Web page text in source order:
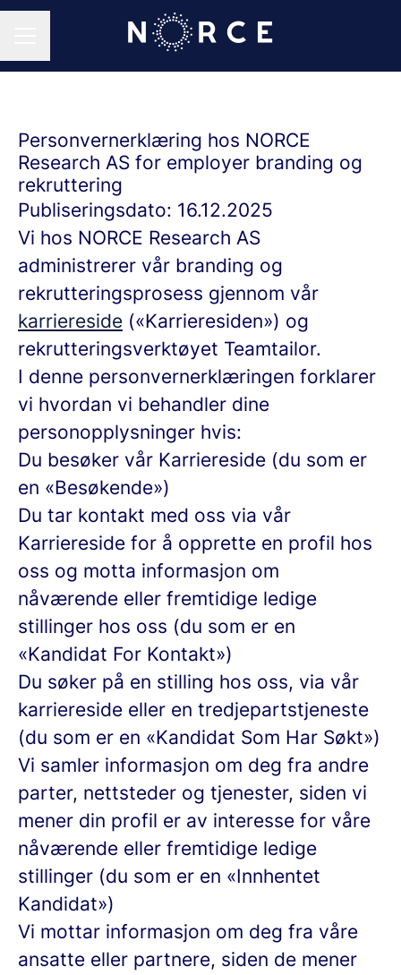
Personvernerklæring hos NORCE
Research AS for employer branding og
rekruttering
Publiseringsdato: 16.12.2025
Vi hos NORCE Research AS
administrerer vår branding og
rekrutteringsprosess gjennom vår
karriereside («Karrieresiden») og
rekrutteringsverktøyet Teamtailor.
I denne personvernerklæringen forklarer
vi hvordan vi behandler dine
personopplysninger hvis:
Du besøker vår Karriereside (du som er
en «Besøkende»)
Du tar kontakt med oss via vår
Karriereside for å opprette en profil hos
oss og motta informasjon om
nåværende eller fremtidige ledige
stillinger hos oss (du som er en
«Kandidat For Kontakt»)
Du søker på en stilling hos oss, via vår
karriereside eller en tredjepartstjeneste
(du som er en «Kandidat Som Har Søkt»)
Vi samler informasjon om deg fra andre
parter, nettsteder og tjenester, siden vi
mener din profil er av interesse for våre
nåværende eller fremtidige ledige
stillinger (du som er en «Innhentet
Kandidat»)
Vi mottar informasjon om deg fra våre
ansatte eller partnere, siden de mener